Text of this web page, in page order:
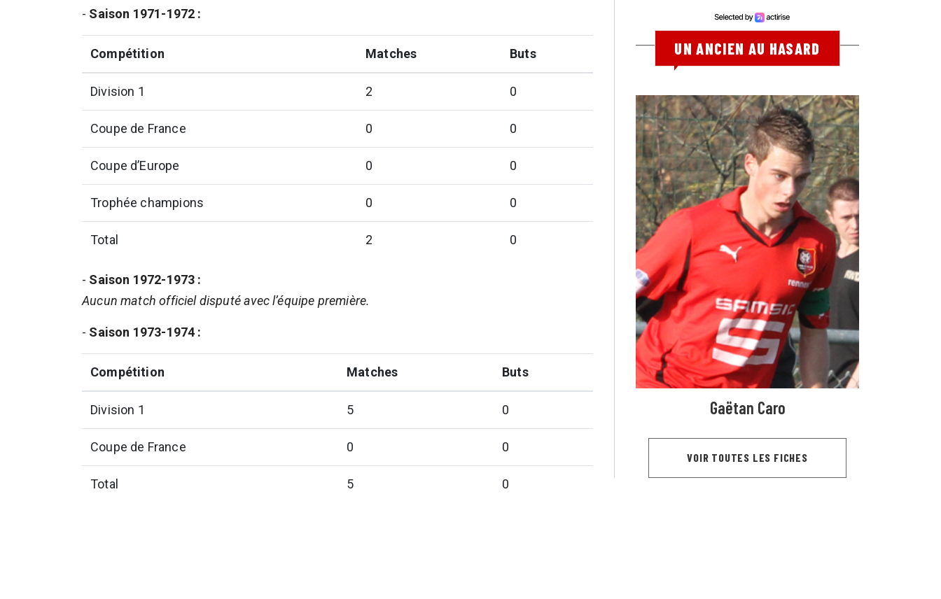
- Saison 1971-1972 :
Compétition Matches Buts
Division 1 2 0
Coupe de France 0 0
Coupe d’Europe 0 0
Trophée champions 0 0
Total 2 0
- Saison 1972-1973 :
Aucun match officiel disputé avec l’équipe première.
- Saison 1973-1974 :
Compétition Matches Buts
Division 1 5 0
Coupe de France 0 0
Total 5 0
UN ANCIEN AU HASARD
Gaëtan Caro
VOIR TOUTES LES FICHES